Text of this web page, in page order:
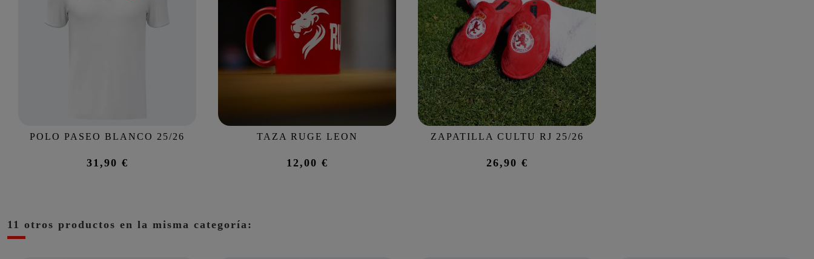
POLO PASEO BLANCO 25/26
31,90 €
TAZA RUGE LEON
12,00 €
ZAPATILLA CULTU RJ 25/26
26,90 €
11 otros productos en la misma categoría: